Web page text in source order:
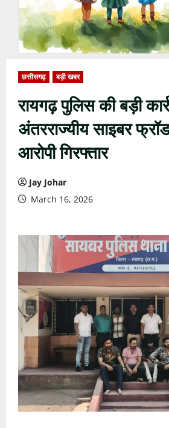
छत्तीसगढ़ बड़ी खबर
रायगढ़ पुलिस की बड़ी
अंतरराज्यीय साइबर
आरोपी गिरफ्तार
Jay Johar
March 16, 2026